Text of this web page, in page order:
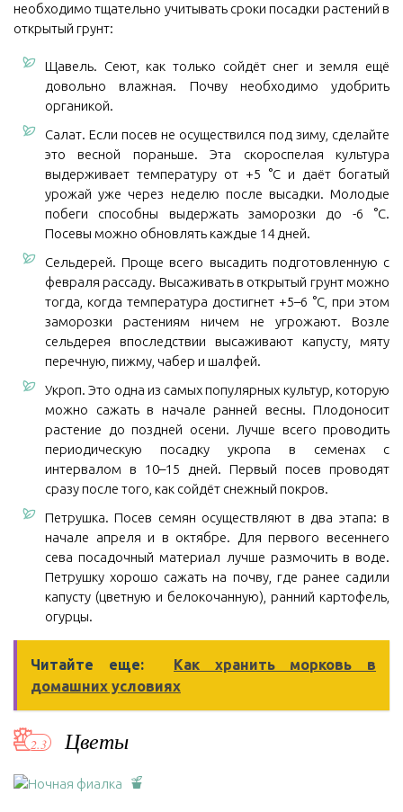
необходимо тщательно учитывать сроки посадки растений в
открытый грунт:
Щавель. Сеют, как только сойдёт снег и земля ещё
довольно влажная. Почву необходимо удобрить
органикой.
Салат. Если посев не осуществился под зиму, сделайте
это весной пораньше. Эта скороспелая культура
выдерживает температуру от +5 °C и даёт богатый
урожай уже через неделю после высадки. Молодые
побеги способны выдержать заморозки до -6 °C.
Посевы можно обновлять каждые 14 дней.
Сельдерей. Проще всего высадить подготовленную с
февраля рассаду. Высаживать в открытый грунт можно
тогда, когда температура достигнет +5–6 °C, при этом
заморозки растениям ничем не угрожают. Возле
сельдерея впоследствии высаживают капусту, мяту
перечную, пижму, чабер и шалфей.
Укроп. Это одна из самых популярных культур, которую
можно сажать в начале ранней весны. Плодоносит
растение до поздней осени. Лучше всего проводить
периодическую посадку укропа в семенах с
интервалом в 10–15 дней. Первый посев проводят
сразу после того, как сойдёт снежный покров.
Петрушка. Посев семян осуществляют в два этапа: в
начале апреля и в октябре. Для первого весеннего
сева посадочный материал лучше размочить в воде.
Петрушку хорошо сажать на почву, где ранее садили
капусту (цветную и белокочанную), ранний картофель,
огурцы.
Читайте еще:
Как хранить морковь в
домашних условиях
Цветы